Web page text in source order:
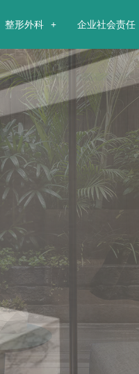
整形外科 企业社会责任